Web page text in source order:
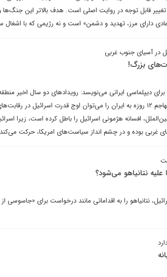
تغییر قابل توجه در روایت اصلی است. هدف بالاتر این
دارای مرز، تهدید و دشمن» است و نه رژیمی که با
در آسیای جنوب غربی
بزرگ!
برای دیپلماسی ایرانی می‌نویسد: رویدادهای دو سال اخیر
تهاجمی اسرائیل و در نهایت تهاجم ۱۲ روزه به ایران را می‌توان اوج قدرت
افسانه هژمونی اسرائیل را باطل کرده است، زیرا
غربی بوده و در چشم انداز سیاست‌های امریکا، حرکت
نتانیاهو می‌شود؟
نتانیاهو را به اقداماتی مانند درخواست برای «جاسوسی